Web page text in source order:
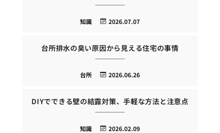
2026.07.07
知識
台所排水の臭い原因から見える住宅の事情
2026.06.26
台所
DIYでできる壁の結露対策、手軽な方法と注意点
2026.02.09
知識